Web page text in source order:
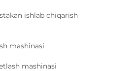
ishlab chiqarish
mashinasi
mashinasi